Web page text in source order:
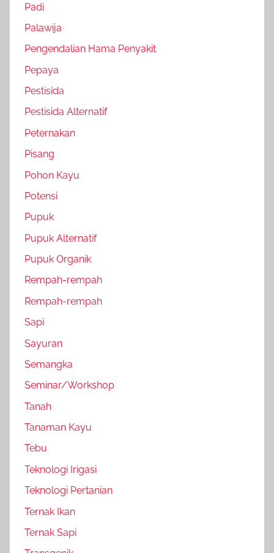
Padi
Palawija
Pengendalian Hama Penyakit
Pepaya
Pestisida
Pestisida Alternatif
Peternakan
Pisang
Pohon Kayu
Potensi
Pupuk
Pupuk Alternatif
Pupuk Organik
Rempah-rempah
Rempah-rempah
Sapi
Sayuran
Semangka
Seminar/Workshop
Tanah
Tanaman Kayu
Tebu
Teknologi Irigasi
Teknologi Pertanian
Ternak Ikan
Ternak Sapi